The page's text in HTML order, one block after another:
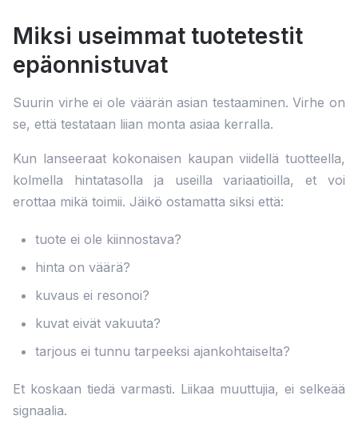
Miksi useimmat tuotetestit
epäonnistuvat
Suurin virhe ei ole väärän asian testaaminen. Virhe on
se, että testataan liian monta asiaa kerralla.
Kun lanseeraat kokonaisen kaupan viidellä tuotteella,
kolmella hintatasolla ja useilla variaatioilla, et voi
erottaa mikä toimii. Jäikö ostamatta siksi että:
tuote ei ole kiinnostava?
hinta on väärä?
kuvaus ei resonoi?
kuvat eivät vakuuta?
tarjous ei tunnu tarpeeksi ajankohtaiselta?
Et koskaan tiedä varmasti. Liikaa muuttujia, ei selkeää
signaalia.